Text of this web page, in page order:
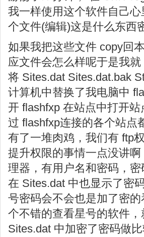
我一样使用这个软件自己
个文件(编辑)这是什么东西
如果我把这些文件 copy回
应文件会怎么样呢于是我就
将 Sites.dat Sites.dat.bak
计算机中替换了我电脑中
开 flashfxp 在站点中打开
过 flashfxp连接的各个站点
有了一堆肉鸡，我们有 ftp
提升权限的事情一点没讲
理器，有用户名和密码，
在 Sites.dat 中也显示了密
号密码会不会也是加了密
个不错的查看星号的软件
Sites.dat 中加密了密码做